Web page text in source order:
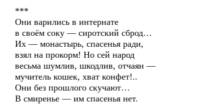
***
Они варились в интернате
в своём соку — сиротский сброд…
Их — монастырь, спасенья ради,
взял на прокорм! Но сей народ
весьма шумлив, шкодлив, отчаян —
мучитель кошек, хват конфет!..
Они без прошлого скучают…
В смиренье — им спасенья нет.